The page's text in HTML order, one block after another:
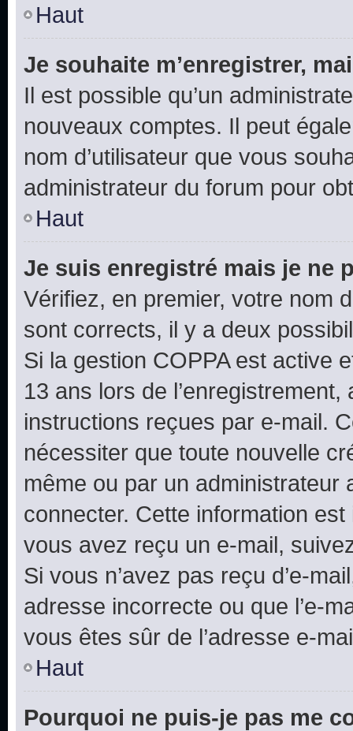
Haut
Je souhaite m’enregistrer,
Il est possible qu’un
nouveaux comptes. Il peut
nom d’utilisateur que vous
administrateur du forum pour
Haut
Je suis enregistré mais je ne
Vérifiez, en premier, votre nom
sont corrects, il y a deux
Si la gestion COPPA est active
13 ans lors de
instructions reçues par e-mail.
nécessiter que toute nouvelle
même ou par un
connecter. Cette information
vous avez reçu un e-mail,
Si vous n’avez pas reçu d’e-
adresse incorrecte ou que l’e-
vous êtes sûr de l’adresse e-
Haut
Pourquoi ne puis-je pas me